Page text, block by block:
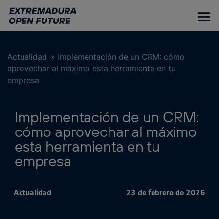
contenido
Actualidad » Implementación de un CRM: cómo
aprovechar al máximo esta herramienta en tu
empresa
Implementación de un CRM:
cómo aprovechar al máximo
esta herramienta en tu
empresa
Actualidad 23 de febrero de 2026